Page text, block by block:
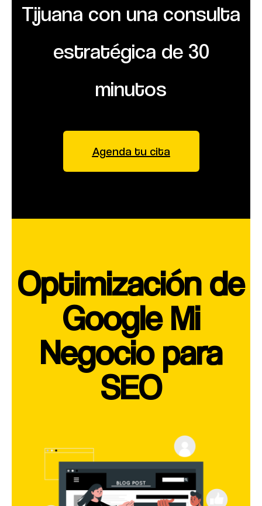
Tijuana con una consulta
estratégica de 30
minutos
Agenda tu cita
Optimización de
Google Mi
Negocio para
SEO